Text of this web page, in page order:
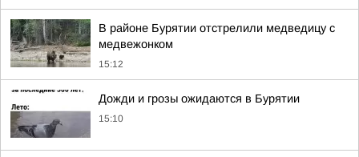
В районе Бурятии отстрелили медведицу с
медвежонком
15:12
Дожди и грозы ожидаются в Бурятии
15:10